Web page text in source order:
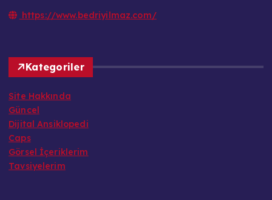
https://www.bedriyilmaz.com/
Kategoriler
Site Hakkında
Güncel
Dijital Ansiklopedi
Caps
Görsel İçeriklerim
Tavsiyelerim